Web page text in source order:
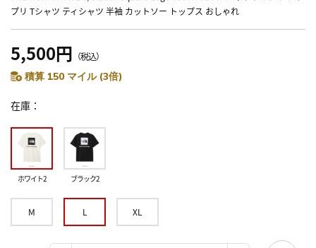
プリ Tシャツ ティシャツ 半袖 カットソー トップス おしゃれ
5,500円 （税込）
積算 150 マイル (3倍)
在庫
ホワイト2 ブラック2
M L XL